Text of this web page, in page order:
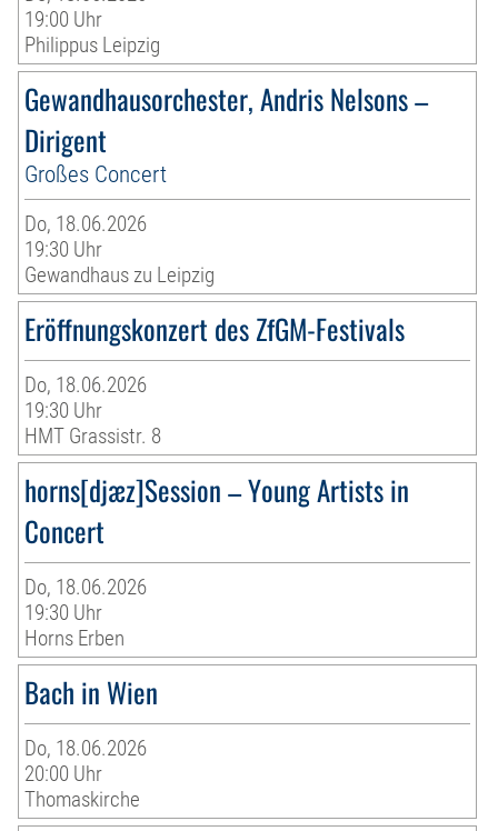
19:00 Uhr
Philippus Leipzig
Gewandhausorchester, Andris Nelsons –
Dirigent
Großes Concert
Do, 18.06.2026
19:30 Uhr
Gewandhaus zu Leipzig
Eröffnungskonzert des ZfGM-Festivals
Do, 18.06.2026
19:30 Uhr
HMT Grassistr. 8
horns[djæz]Session – Young Artists in
Concert
Do, 18.06.2026
19:30 Uhr
Horns Erben
Bach in Wien
Do, 18.06.2026
20:00 Uhr
Thomaskirche